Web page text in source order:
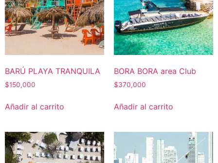
BARÚ PLAYA TRANQUILA
$150,000
Añadir al carrito
BORA BORA area Club
$370,000
Añadir al carrito